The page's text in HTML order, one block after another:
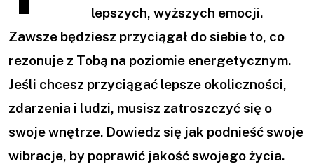
lepszych, wyższych emocji.
Zawsze będziesz przyciągał do siebie to, co
rezonuje z Tobą na poziomie energetycznym.
Jeśli chcesz przyciągać lepsze okoliczności,
zdarzenia i ludzi, musisz zatroszczyć się o
swoje wnętrze. Dowiedz się jak podnieść swoje
wibracje, by poprawić jakość swojego życia.